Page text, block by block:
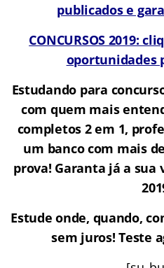
publicados e
CONCURSOS 2019:
oportunidades
Estudando para
com quem mais
completos 2 em 1,
um banco com mais
prova! Garanta já a sua
Estude onde, quando,
sem juros! Teste